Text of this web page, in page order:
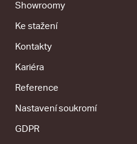
Showroomy
Ke stažení
Kontakty
Kariéra
Reference
Nastavení soukromí
GDPR